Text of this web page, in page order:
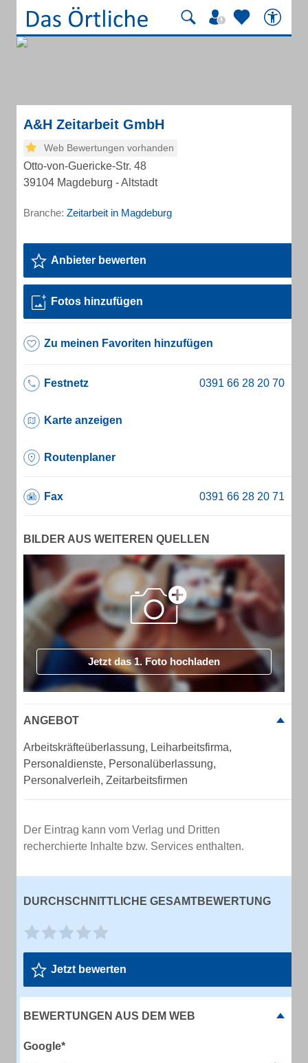
A&H Zeitarbeit GmbH
Web Bewertungen vorhanden
Otto-von-Guericke-Str. 48
39104 Magdeburg - Altstadt
Branche: Zeitarbeit in Magdeburg
Anbieter bewerten
Fotos hinzufügen
Zu meinen Favoriten hinzufügen
Festnetz
Karte anzeigen
Routenplaner
Fax
BILDER AUS WEITEREN QUELLEN
Jetzt das 1. Foto hochladen
ANGEBOT
Arbeitskräfteüberlassung, Leiharbeitsfirma,
Personaldienste, Personalüberlassung,
Personalverleih, Zeitarbeitsfirmen
Der Eintrag kann vom Verlag und Dritten
recherchierte Inhalte bzw. Services enthalten.
DURCHSCHNITTLICHE GESAMTBEWERTUNG
Jetzt bewerten
BEWERTUNGEN AUS DEM WEB
Google*